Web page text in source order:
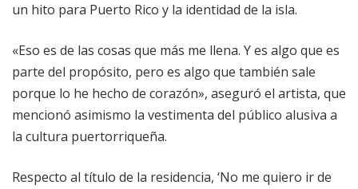
un hito para Puerto Rico y la identidad de la isla.
«Eso es de las cosas que más me llena. Y es algo que es
parte del propósito, pero es algo que también sale
porque lo he hecho de corazón», aseguró el artista, que
mencionó asimismo la vestimenta del público alusiva a
la cultura puertorriqueña.
Respecto al título de la residencia, ‘No me quiero ir de